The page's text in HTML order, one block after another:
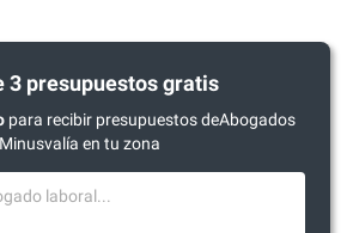
3 presupuestos gratis
para recibir presupuestos deAbogados
Minusvalía en tu zona